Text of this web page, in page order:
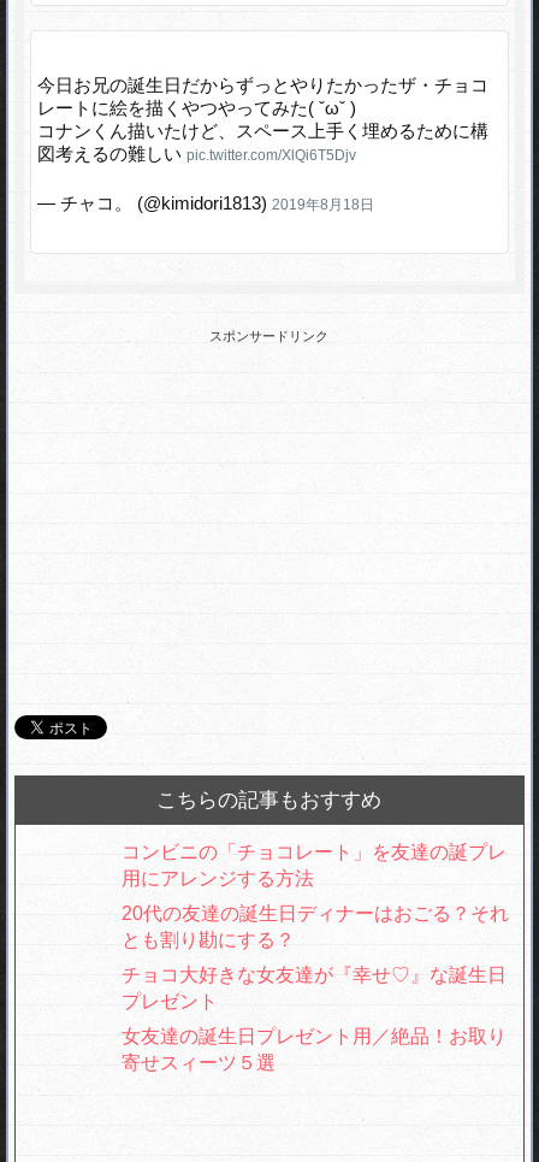
今日お兄の誕生日だからずっとやりたかったザ・チョコ
レートに絵を描くやつやってみた( ˇωˇ )
コナンくん描いたけど、スペース上手く埋めるために構
図考えるの難しいpic.twitter.com/XlQi6T5Djv
— チャコ。 (@kimidori1813) 2019年8月18日
スポンサードリンク
こちらの記事もおすすめ
コンビニの「チョコレート」を友達の誕プレ
用にアレンジする方法
20代の友達の誕生日ディナーはおごる？それ
とも割り勘にする？
チョコ大好きな女友達が『幸せ♡』な誕生日
プレゼント
女友達の誕生日プレゼント用／絶品！お取り
寄せスィーツ５選